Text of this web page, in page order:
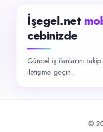
İşegel.net
cebinizde
Güncel iş ilanlarını
iletişime geçin.
©